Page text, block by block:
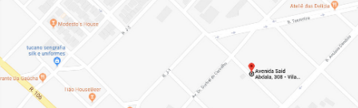
Al igual que un agricultor busca las mejores
En el fascinante mundo de la agricultura moderna,